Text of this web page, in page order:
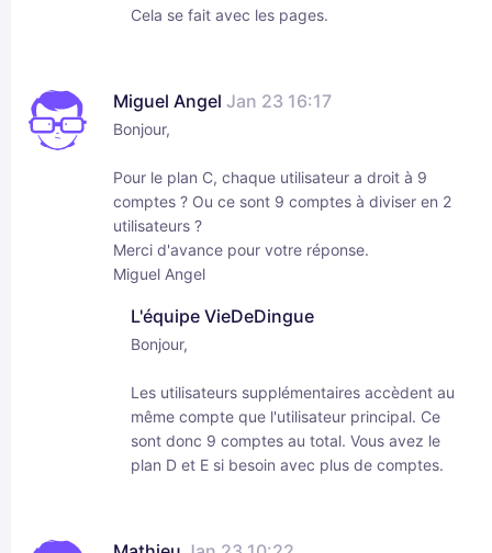
Cela se fait avec les pages.
Miguel Angel Jan 23 16:17
Bonjour,
Pour le plan C, chaque utilisateur a droit à 9
comptes ? Ou ce sont 9 comptes à diviser en 2
utilisateurs ?
Merci d'avance pour votre réponse.
Miguel Angel
L'équipe VieDeDingue
Bonjour,
Les utilisateurs supplémentaires accèdent au
même compte que l'utilisateur principal. Ce
sont donc 9 comptes au total. Vous avez le
plan D et E si besoin avec plus de comptes.